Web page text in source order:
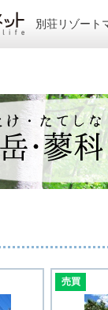
別荘リゾート
売買